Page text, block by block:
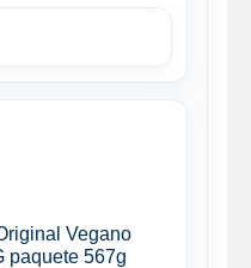
Vegano
paquete 567g